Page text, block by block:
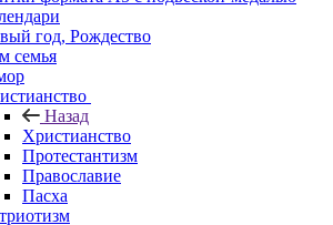
год, Рождество
семья
Назад
Христианство
Протестантизм
Православие
Пасха